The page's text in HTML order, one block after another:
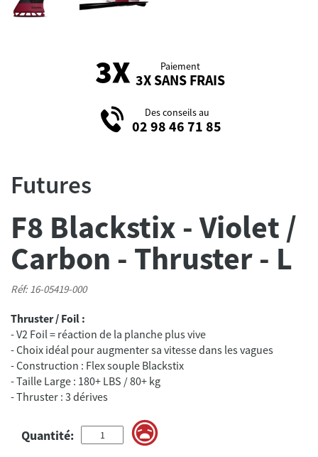
Paiement
3X SANS FRAIS
Des conseils au
02 98 46 71 85
Futures
F8 Blackstix - Violet /
Carbon - Thruster - L
Réf: 16-05419-000
Thruster / Foil :
- V2 Foil = réaction de la planche plus vive
- Choix idéal pour augmenter sa vitesse dans les vagues
- Construction : Flex souple Blackstix
- Taille Large : 180+ LBS / 80+ kg
- Thruster : 3 dérives
Quantité: